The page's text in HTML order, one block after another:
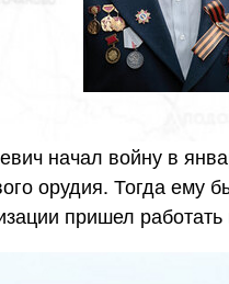
начал войну в
орудия. Тогда ему
пришел